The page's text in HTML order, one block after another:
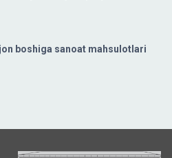
boshiga sanoat mahsulotlari